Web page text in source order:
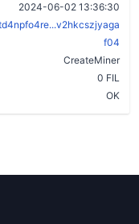
2024-06-02 13:36:30
f04
CreateMiner
0 FIL
OK